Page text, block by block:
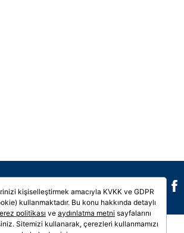
Galeri Video
kişiselleştirmek amacıyla KVKK ve GDPR
kullanmaktadır. Bu konu hakkında detaylı
politikası ve aydınlatma metni sayfalarını
Sitemizi kullanarak, çerezleri kullanmamızı